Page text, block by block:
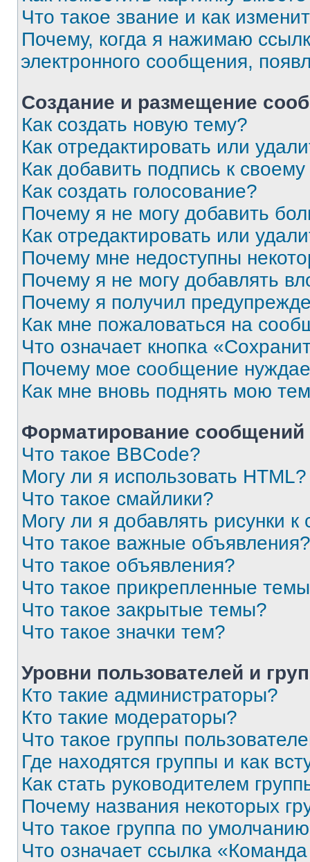
Что такое звание и как
Почему, когда я нажимаю
электронного сообщения,
Создание и размещение
Как создать новую тему?
Как отредактировать или
Как добавить подпись к
Как создать голосование?
Почему я не могу добавить
Как отредактировать или
Почему мне недоступны
Почему я не могу добавлять
Почему я получил
Как мне пожаловаться на
Что означает кнопка
Почему мое сообщение
Как мне вновь поднять мою
Форматирование
Что такое BBCode?
Могу ли я использовать HTML?
Что такое смайлики?
Могу ли я добавлять рисунки
Что такое важные объявления?
Что такое объявления?
Что такое прикрепленные
Что такое закрытые темы?
Что такое значки тем?
Уровни пользователей и
Кто такие администраторы?
Кто такие модераторы?
Что такое группы
Где находятся группы и как
Как стать руководителем
Почему названия некоторых
Что такое группа по
Что означает ссылка